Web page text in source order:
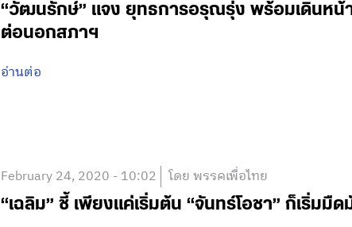
“วัฒนรักษ์” แจง ยุทธการอรุณรุ่ง พร้อมเดินหน้
ต่อนอกสภาฯ
อ่านต่อ
February 24, 2020 - 10:02 โดย พรรคเพื่อไทย
“เฉลิม” ชี้ เพียงแค่เริ่มต้น “จันทร์โอชา” ก็เริ่มมื